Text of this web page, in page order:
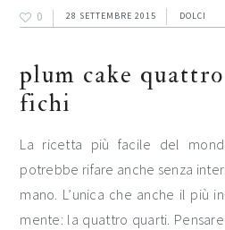
0 28 SETTEMBRE 2015 DOLCI
plum cake
fichi
La ricetta più facile del
potrebbe rifare anche senza
mano. L’unica che anche il più
mente: la quattro quarti.